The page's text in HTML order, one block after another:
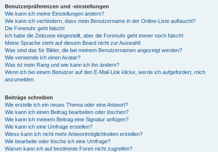
Benutzerpräferenzen und -einstellungen
Wie kann ich meine Einstellungen ändern?
Wie kann ich verhindern, dass mein Benutzername in der Online-Liste auftaucht?
Die Forenuhr geht falsch!
Ich habe die Zeitzone eingestellt, aber die Forenuhr geht immer noch falsch!
Meine Sprache steht auf diesem Board nicht zur Auswahl!
Was sind das für Bilder, die bei meinem Benutzernamen angezeigt werden?
Wie verwende ich einen Avatar?
Was ist mein Rang und wie kann ich ihn ändern?
Wenn ich bei einem Benutzer auf den E-Mail-Link klicke, werde ich aufgefordert, mich
anzumelden.
Beiträge schreiben
Wie erstelle ich ein neues Thema oder eine Antwort?
Wie kann ich einen Beitrag bearbeiten oder löschen?
Wie kann ich meinem Beitrag eine Signatur anfügen?
Wie kann ich eine Umfrage erstellen?
Wieso kann ich nicht mehr Antwortmöglichkeiten erstellen?
Wie bearbeite oder lösche ich eine Umfrage?
Warum kann ich auf bestimmte Foren nicht zugreifen?